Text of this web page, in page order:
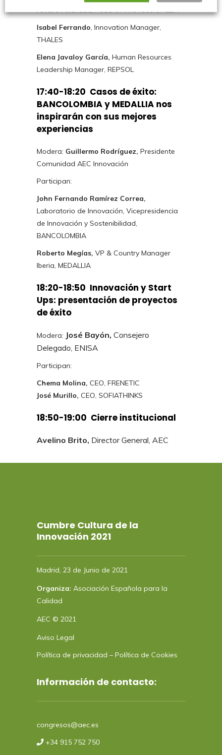
Álvaro Andrade, Head of Innovation, ALSA
Isabel Ferrando, Innovation Manager,
THALES
Elena Javaloy García, Human Resources
Leadership Manager, REPSOL
17:40-18:20 Casos de éxito:
BANCOLOMBIA y MEDALLIA nos
inspirarán con sus mejores
experiencias
Modera: Guillermo Rodríguez, Presidente
Comunidad AEC Innovación
Participan:
John Fernando Ramírez Correa,
Laboratorio de Innovación, Vicepresidencia
de Innovación y Sostenibilidad,
BANCOLOMBIA
Roberto Megías, VP & Country Manager
Iberia, MEDALLIA
18:20-18:50 Innovación y Start
Ups: presentación de proyectos
de éxito
Modera: José Bayón, Consejero
Delegado, ENISA
Participan:
Chema Molina, CEO, FRENETIC
José Murillo, CEO, SOFIATHINKS
18:50-19:00 Cierre institucional
Avelino Brito, Director General, AEC
Cumbre Cultura de la
Innovación 2021
Madrid, 23 de Junio de 2021
Organiza: Asociación Española para la
Calidad
AEC © 2021
Aviso Legal
Política de privacidad – Política de Cookies
Información de contacto:
congresos@aec.es
+34 915 752 750